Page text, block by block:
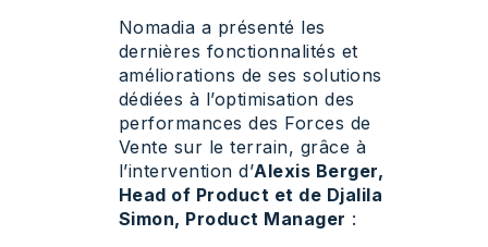
Nomadia a présenté les
dernières fonctionnalités et
améliorations de ses solutions
dédiées à l’optimisation des
performances des Forces de
Vente sur le terrain, grâce à
l’intervention d’Alexis Berger,
Head of Product et de Djalila
Simon, Product Manager :